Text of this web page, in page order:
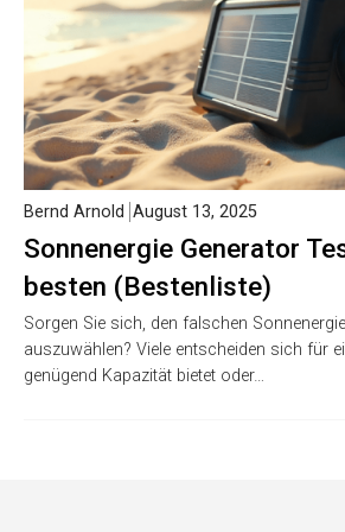
Sonnenergie Generator
besten (Bestenliste)
Bernd Arnold August 13, 2025
Sorgen Sie sich, den falschen
auszuwählen? Viele entscheiden sich für
genügend Kapazität bietet oder…